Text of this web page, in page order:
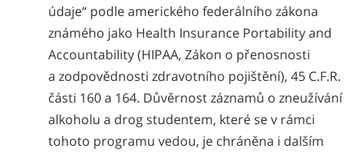
údaje“ podle amerického federálního zákona
známého jako Health Insurance Portability and
Accountability (HIPAA, Zákon o přenosnosti
a zodpovědnosti zdravotního pojištění), 45 C.F.R.
části 160 a 164. Důvěrnost záznamů o zneužívání
alkoholu a drog studentem, které se v rámci
tohoto programu vedou, je chráněna i dalším